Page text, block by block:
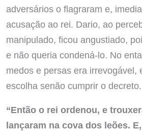
adversários o flagraram e,
acusação ao rei. Dario, ao
manipulado, ficou angustiado,
e não queria condená-lo. No
medos e persas era irrevogável,
escolha senão cumprir o decreto.
“Então o rei ordenou, e
lançaram na cova dos leões.